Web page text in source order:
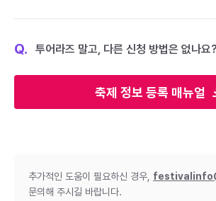
축제 정보 등록 매뉴얼
Q. 투어라즈 말고, 다른 신청 방법은 없나요?
추가적인 도움이 필요하신 경우,
문의해 주시길 바랍니다.